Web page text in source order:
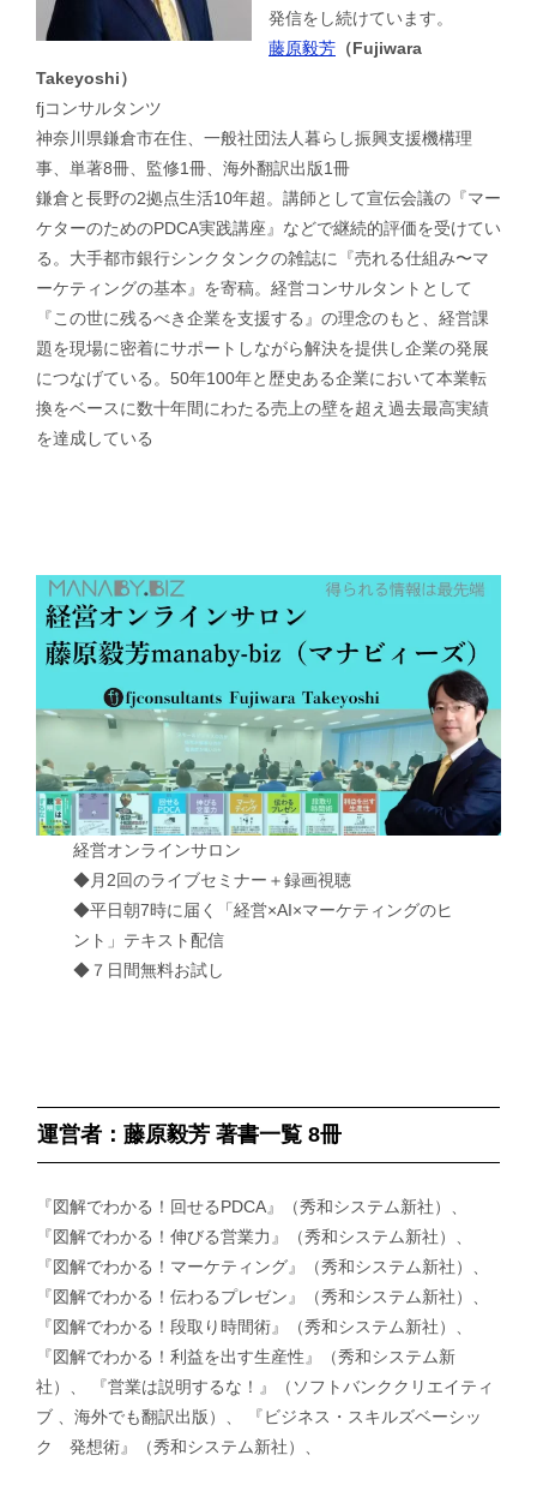
発信をし続けています。
藤原毅芳 （Fujiwara
Takeyoshi）
fjコンサルタンツ
神奈川県鎌倉市在住、一般社団法人暮らし振興支援機構理
事、単著8冊、監修1冊、海外翻訳出版1冊
鎌倉と長野の2拠点生活10年超。講師として宣伝会議の『マー
ケターのためのPDCA実践講座』などで継続的評価を受けてい
る。大手都市銀行シンクタンクの雑誌に『売れる仕組み〜マ
ーケティングの基本』を寄稿。経営コンサルタントとして
『この世に残るべき企業を支援する』の理念のもと、経営課
題を現場に密着にサポートしながら解決を提供し企業の発展
につなげている。50年100年と歴史ある企業において本業転
換をベースに数十年間にわたる売上の壁を超え過去最高実績
を達成している
経営オンラインサロン
◆月2回のライブセミナー＋録画視聴
◆平日朝7時に届く「経営×AI×マーケティングのヒ
ント」テキスト配信
◆７日間無料お試し
運営者：藤原毅芳 著書一覧 8冊
『図解でわかる！回せるPDCA』（秀和システム新社）、
『図解でわかる！伸びる営業力』（秀和システム新社）、
『図解でわかる！マーケティング』（秀和システム新社）、
『図解でわかる！伝わるプレゼン』（秀和システム新社）、
『図解でわかる！段取り時間術』（秀和システム新社）、
『図解でわかる！利益を出す生産性』（秀和システム新
社）、 『営業は説明するな！』（ソフトバンククリエイティ
ブ 、海外でも翻訳出版）、 『ビジネス・スキルズベーシッ
ク 発想術』（秀和システム新社）、